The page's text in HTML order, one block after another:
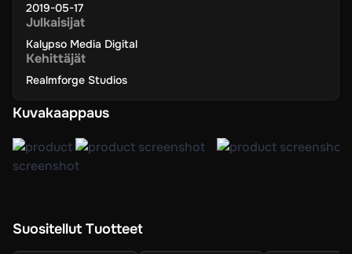
2019-05-17
Julkaisijat
Kalypso Media Digital
Kehittäjät
Realmforge Studios
Kuvakaappaus
Suositellut Tuotteet